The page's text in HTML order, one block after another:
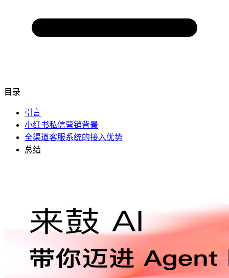
目录
引言
小红书私信营销背景
全渠道客服系统的接入优势
总结